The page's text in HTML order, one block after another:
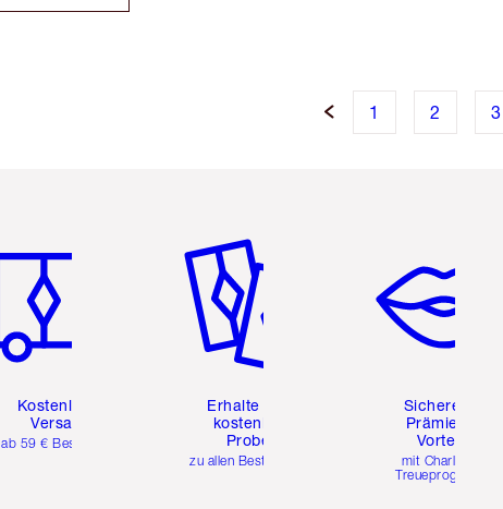
1 2 3
Kostenloser
Versand
ab 59 € Bestellwert
Erhalte zwei
kostenlose
Proben
zu allen Bestellungen
Sichere dir
Prämien &
Vorteile
mit Charlottes
Treueprogramm